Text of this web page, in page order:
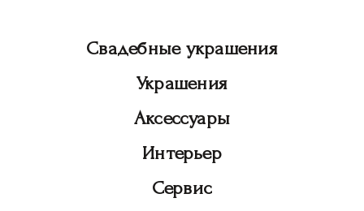
Свадебные украшения
Украшения
Аксессуары
Интерьер
Сервис